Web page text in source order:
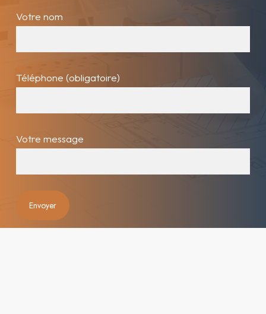
Votre nom
Téléphone (obligatoire)
Votre message